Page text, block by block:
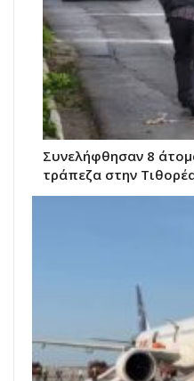
Συνελήφθησαν 8
τράπεζα στην